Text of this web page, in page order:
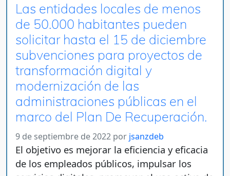
Las entidades locales de menos
de 50.000 habitantes pueden
solicitar hasta el 15 de diciembre
subvenciones para proyectos de
transformación digital y
modernización de las
administraciones públicas en el
marco del Plan De Recuperación.
9 de septiembre de 2022 por jsanzdeb
El objetivo es mejorar la eficiencia y eficacia
de los empleados públicos, impulsar los